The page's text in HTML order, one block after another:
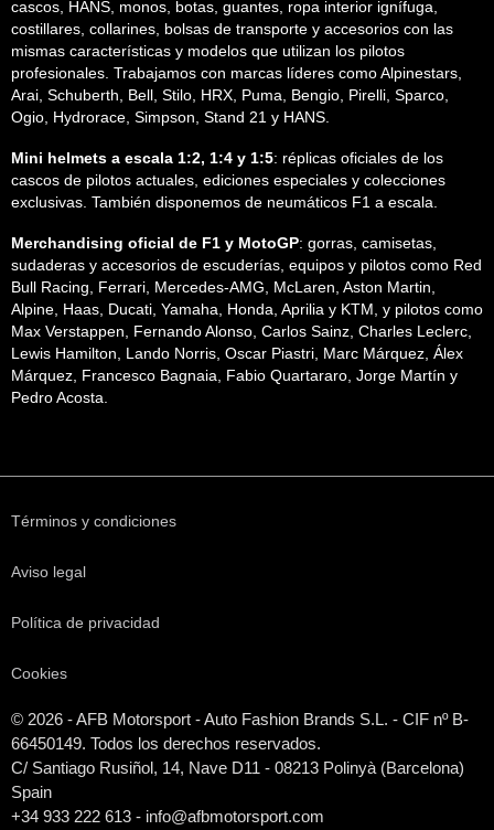
cascos, HANS, monos, botas, guantes, ropa interior ignífuga,
costillares, collarines, bolsas de transporte y accesorios con las
mismas características y modelos que utilizan los pilotos
profesionales. Trabajamos con marcas líderes como Alpinestars,
Arai, Schuberth, Bell, Stilo, HRX, Puma, Bengio, Pirelli, Sparco,
Ogio, Hydrorace, Simpson, Stand 21 y HANS.
Mini helmets a escala 1:2, 1:4 y 1:5: réplicas oficiales de los
cascos de pilotos actuales, ediciones especiales y colecciones
exclusivas. También disponemos de neumáticos F1 a escala.
Merchandising oficial de F1 y MotoGP: gorras, camisetas,
sudaderas y accesorios de escuderías, equipos y pilotos como Red
Bull Racing, Ferrari, Mercedes-AMG, McLaren, Aston Martin,
Alpine, Haas, Ducati, Yamaha, Honda, Aprilia y KTM, y pilotos como
Max Verstappen, Fernando Alonso, Carlos Sainz, Charles Leclerc,
Lewis Hamilton, Lando Norris, Oscar Piastri, Marc Márquez, Álex
Márquez, Francesco Bagnaia, Fabio Quartararo, Jorge Martín y
Pedro Acosta.
Términos y condiciones
Aviso legal
Política de privacidad
Cookies
© 2026 - AFB Motorsport - Auto Fashion Brands S.L. - CIF nº B-
66450149. Todos los derechos reservados.
C/ Santiago Rusiñol, 14, Nave D11 - 08213 Polinyà (Barcelona)
Spain
+34 933 222 613 - info@afbmotorsport.com